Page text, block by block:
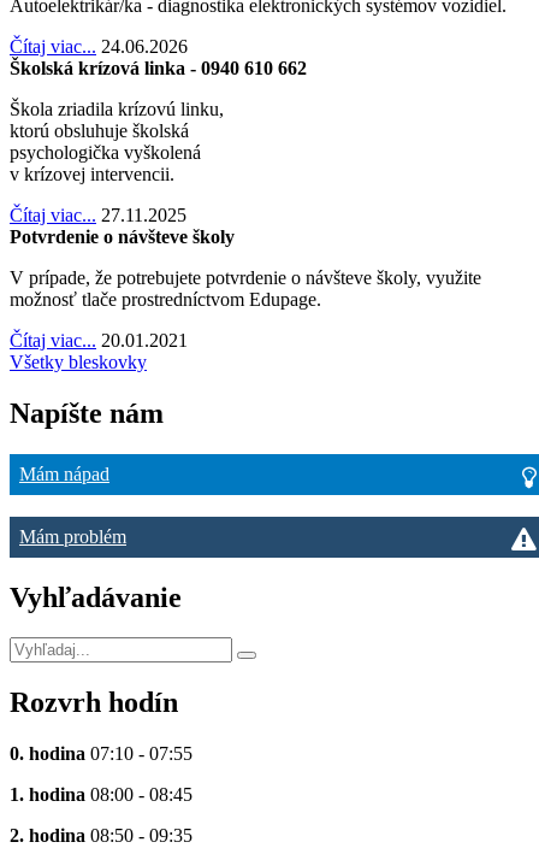
Autoelektrikár/ka - diagnostika elektronických systémov vozidiel.
Čítaj viac... 24.06.2026
Školská krízová linka - 0940 610 662
Škola zriadila krízovú linku,
ktorú obsluhuje školská
psychologička vyškolená
v krízovej intervencii.
Čítaj viac... 27.11.2025
Potvrdenie o návšteve školy
V prípade, že potrebujete potvrdenie o návšteve školy, využite
možnosť tlače prostredníctvom Edupage.
Čítaj viac... 20.01.2021
Všetky bleskovky
Napíšte nám
Mám nápad
Mám problém
Vyhľadávanie
Rozvrh hodín
0. hodina 07:10 - 07:55
1. hodina 08:00 - 08:45
2. hodina 08:50 - 09:35